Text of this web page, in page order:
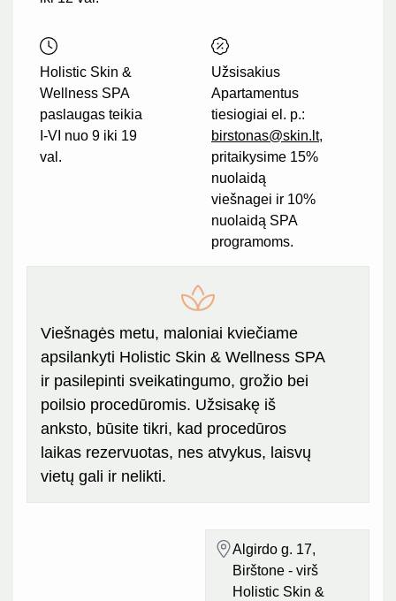
Holistic Skin &
Wellness SPA
paslaugas teikia
I-VI nuo 9 iki 19
val.
Užsisakius
Apartamentus
tiesiogiai el. p.:
birstonas@skin.lt,
pritaikysime 15%
nuolaidą
viešnagei ir 10%
nuolaidą SPA
programoms.
Viešnagės metu, maloniai kviečiame
apsilankyti Holistic Skin & Wellness SPA
ir pasilepinti sveikatingumo, grožio bei
poilsio procedūromis. Užsisakę iš
anksto, būsite tikri, kad procedūros
laikas rezervuotas, nes atvykus, laisvų
vietų gali ir nelikti.
Algirdo g. 17,
Birštone - virš
Holistic Skin &